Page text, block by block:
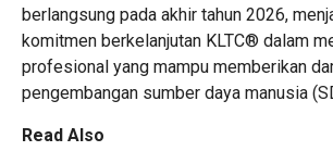
berlangsung pada akhir tahun 2026,
komitmen berkelanjutan KLTC® dalam
profesional yang mampu memberikan
pengembangan sumber daya manusia
Read Also